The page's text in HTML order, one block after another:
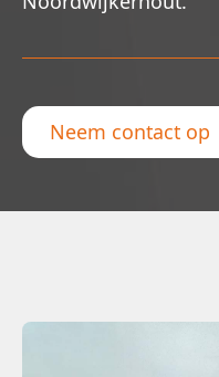
Neem contact op